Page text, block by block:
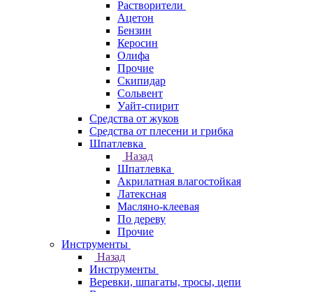
Растворители
Ацетон
Бензин
Керосин
Олифа
Прочие
Скипидар
Сольвент
Уайт-спирит
Средства от жуков
Средства от плесени и грибка
Шпатлевка
Назад
Шпатлевка
Акрилатная влагостойкая
Латексная
Масляно-клеевая
По дереву
Прочие
Инструменты
Назад
Инструменты
Веревки, шпагаты, тросы, цепи